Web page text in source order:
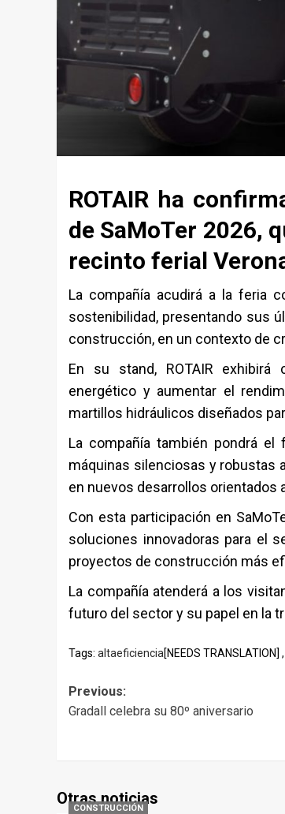
ROTAIR ha
de SaMoTer 2026,
recinto ferial
La compañía acudirá a la feria
sostenibilidad, presentando sus
construcción, en un contexto de
En su stand, ROTAIR exhibirá
energético y aumentar el
martillos hidráulicos diseñados
La compañía también pondrá
máquinas silenciosas y robustas
en nuevos desarrollos orientados
Con esta participación en
soluciones innovadoras para el
proyectos de construcción más
La compañía atenderá a los
futuro del sector y su papel en la
Tags: altaeficiencia[NEEDS TRANSLATION] ,
Post
Previous:
Gradall celebra su 80º aniversario
Otras noticias
CONSTRUCCIÓN